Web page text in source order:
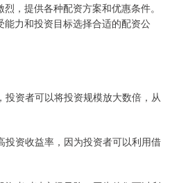
，提供各种配资方案和优惠条件。
力和投资目标选择合适的配资公
投资者可以将投资规模放大数倍，从
投资收益率，因为投资者可以利用借